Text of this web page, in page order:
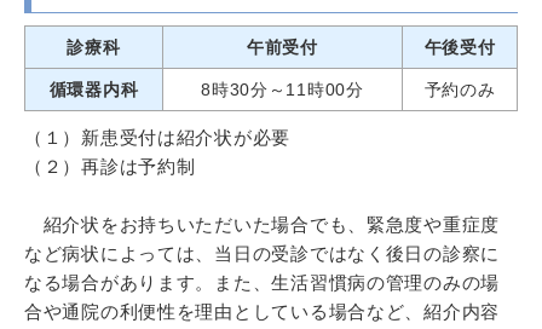
診療科 午前受付 午後受付
循環器内科 8時30分～11時00分 予約のみ
（１）新患受付は紹介状が必要
（２）再診は予約制
紹介状をお持ちいただいた場合でも、緊急度や重症度
など病状によっては、当日の受診ではなく後日の診察に
なる場合があります。また、生活習慣病の管理のみの場
合や通院の利便性を理由としている場合など、紹介内容